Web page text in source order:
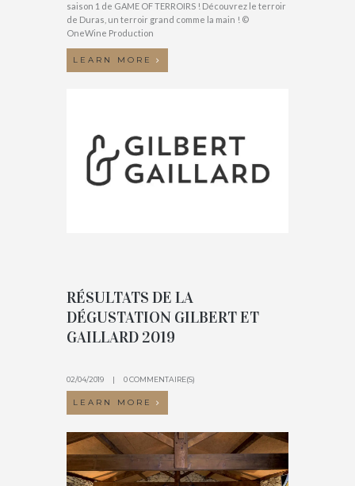
saison 1 de GAME OF TERROIRS ! Découvrez le terroir
de Duras, un terroir grand comme la main ! ©
OneWine Production
LEARN MORE
RÉSULTATS DE LA
DÉGUSTATION GILBERT ET
GAILLARD 2019
02/04/2019 0 COMMENTAIRE(S)
LEARN MORE